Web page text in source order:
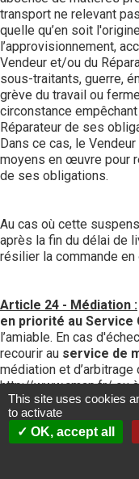
transport ne relevant
quelle qu’en soit
l’approvisionnement,
Vendeur et/ou du
sous-traitants, guerre,
grève du travail ou
circonstance
Réparateur de ses
Dans ce cas, le
moyens en œuvre pour
de ses obligations.
Au cas où cette
après la fin du délai de
résilier la commande en
Article 24 - Médiation :
en priorité au Service
l’amiable. En cas
recourir au service de
médiation et
http://www.cmap.fr/ou
Médiation de la
Roosevelt – 75008
Pour que la saisine du
comporter : Vos
This site uses cookies
to activate
OK, accept all